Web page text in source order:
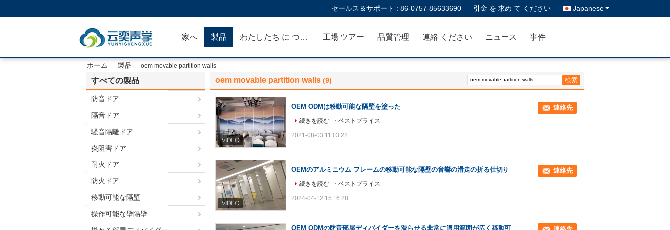
セールス＆サポート : 86-0757-85633690 引金 を 求め て ください Japanese
家へ 製品 わたしたち に つい て 工場 ツアー 品質管理 連絡 ください ニュース 事件
ホーム 製品 oem movable partition walls
すべての製品
防音ドア
隔音ドア
騒音隔離ドア
炎阻害ドア
耐火ドア
防火ドア
移動可能な隔壁
操作可能な壁隔壁
oem movable partition walls (9)
OEM ODMは移動可能な隔壁を塗った 連絡先
続きを読む ベストプライス
2021-08-03 11:03:22
OEMのアルミニウム フレームの移動可能な隔壁の音響の滑走の折る仕切り 連絡先
続きを読む ベストプライス
2024-04-12 15:16:28
OEM ODMの防音部屋ディバイダーを滑らせる非常に適用範囲が広く移動可